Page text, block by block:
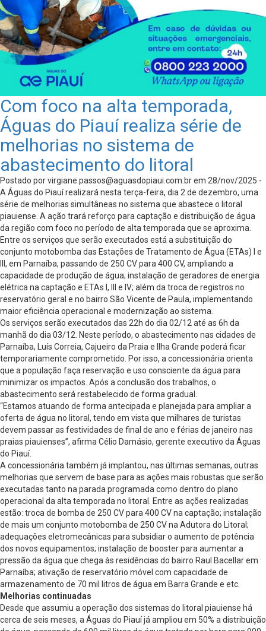
Com foco na alta temporada,
Águas do Piauí realiza série de
melhorias no sistema de
abastecimento do litoral
Postado porvirgiane.passos@aguasdopiaui.com.brem 28/nov/2025 -
A Águas do Piauí realizará nesta terça-feira, dia 2 de dezembro, uma
série de melhorias simultâneas no sistema que abastece o litoral
piauiense. A ação trará reforço para captação e distribuição de água
da região com foco no período de alta temporada que se aproxima.
Entre os serviços que serão executados está a substituição do
conjunto motobomba das Estações de Tratamento de Água (ETAs) I e
III, em Parnaíba, passando de 250 CV para 400 CV, ampliando a
capacidade de produção de água; instalação de geradores de energia
elétrica na captação e ETAs I, III e IV; além da troca de registros no
reservatório geral e no bairro São Vicente de Paula, implementando
maior eficiência operacional e modernização ao sistema.
Os serviços serão executados das 22h do dia 02/12 até as 6h da
manhã do dia 03/12. Neste período, o abastecimento nas cidades de
Parnaíba, Luís Correia, Cajueiro da Praia e Ilha Grande poderá ficar
temporariamente comprometido. Por isso, a concessionária orienta
que a população faça reservação e uso consciente da água para
minimizar os impactos. Após a conclusão dos trabalhos, o
abastecimento será restabelecido de forma gradual.
“Estamos atuando de forma antecipada e planejada para ampliar a
oferta de água no litoral, tendo em vista que milhares de turistas
devem passar as festividades de final de ano e férias de janeiro nas
praias piauienses”, afirma Célio Damásio, gerente executivo da Águas
do Piauí.
A concessionária também já implantou, nas últimas semanas, outras
melhorias que servem de base para as ações mais robustas que serão
executadas tanto na parada programada como dentro do plano
operacional da alta temporada no litoral. Entre as ações realizadas
estão: troca de bomba de 250 CV para 400 CV na captação; instalação
de mais um conjunto motobomba de 250 CV na Adutora do Litoral;
adequações eletromecânicas para subsidiar o aumento de potência
dos novos equipamentos; instalação de booster para aumentar a
pressão da água que chega às residências do bairro Raul Bacellar em
Parnaíba; ativação de reservatório móvel com capacidade de
armazenamento de 70 mil litros de água em Barra Grande e etc.
Melhorias continuadas
Desde que assumiu a operação dos sistemas do litoral piauiense há
cerca de seis meses, a Águas do Piauí já ampliou em 50% a distribuição